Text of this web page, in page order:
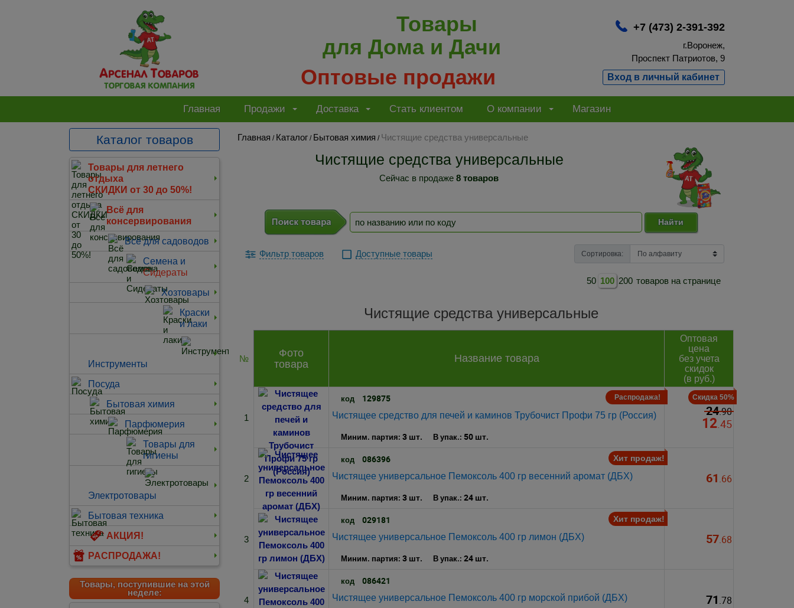
Товары
для Дома и Дачи
Оптовые продажи
+7 (473) 2-391-392
г.Воронеж,
Проспект Патриотов, 9
Вход в личный кабинет
Главная Продажи Доставка Стать клиентом О компании Магазин
Каталог товаров
Товары для летнего
отдыха
СКИДКИ от 30 до 50%!
Всё для
консервирования
Всё для садоводов
Семена и
Сидераты
Хозтовары
Краски
и лаки
Инструменты
Посуда
Бытовая химия
Парфюмерия
Товары для
гигиены
Электротовары
Бытовая техника
АКЦИЯ!
РАСПРОДАЖА!
Товары, поступившие на этой
неделе:
Главная / Каталог / Бытовая химия / Чистящие средства универсальные
Чистящие средства универсальные
Сейчас в продаже8 товаров
Найти
Фильтр товаров Доступные товары Сортировка:
50 100 200 товаров на странице
Чистящие средства универсальные
№
Фото
товара
Название товара
Оптовая
цена
без учета
скидок
(в руб.)
1
код 129875
Чистящее средство для печей и каминов Трубочист Профи 75 гр (Россия)
Миним. партия: 3 шт. В упак.: 50 шт.
Распродажа! Скидка 50%
24.90
12 .45
2
код 086396
Чистящее универсальное Пемоксоль 400 гр весенний аромат (ДБХ)
Миним. партия: 3 шт. В упак.: 24 шт.
Хит продаж!
61.66
3
код 029181
Чистящее универсальное Пемоксоль 400 гр лимон (ДБХ)
Миним. партия: 3 шт. В упак.: 24 шт.
Хит продаж!
57.68
4
код 086421
Чистящее универсальное Пемоксоль 400 гр морской прибой (ДБХ) 71.78